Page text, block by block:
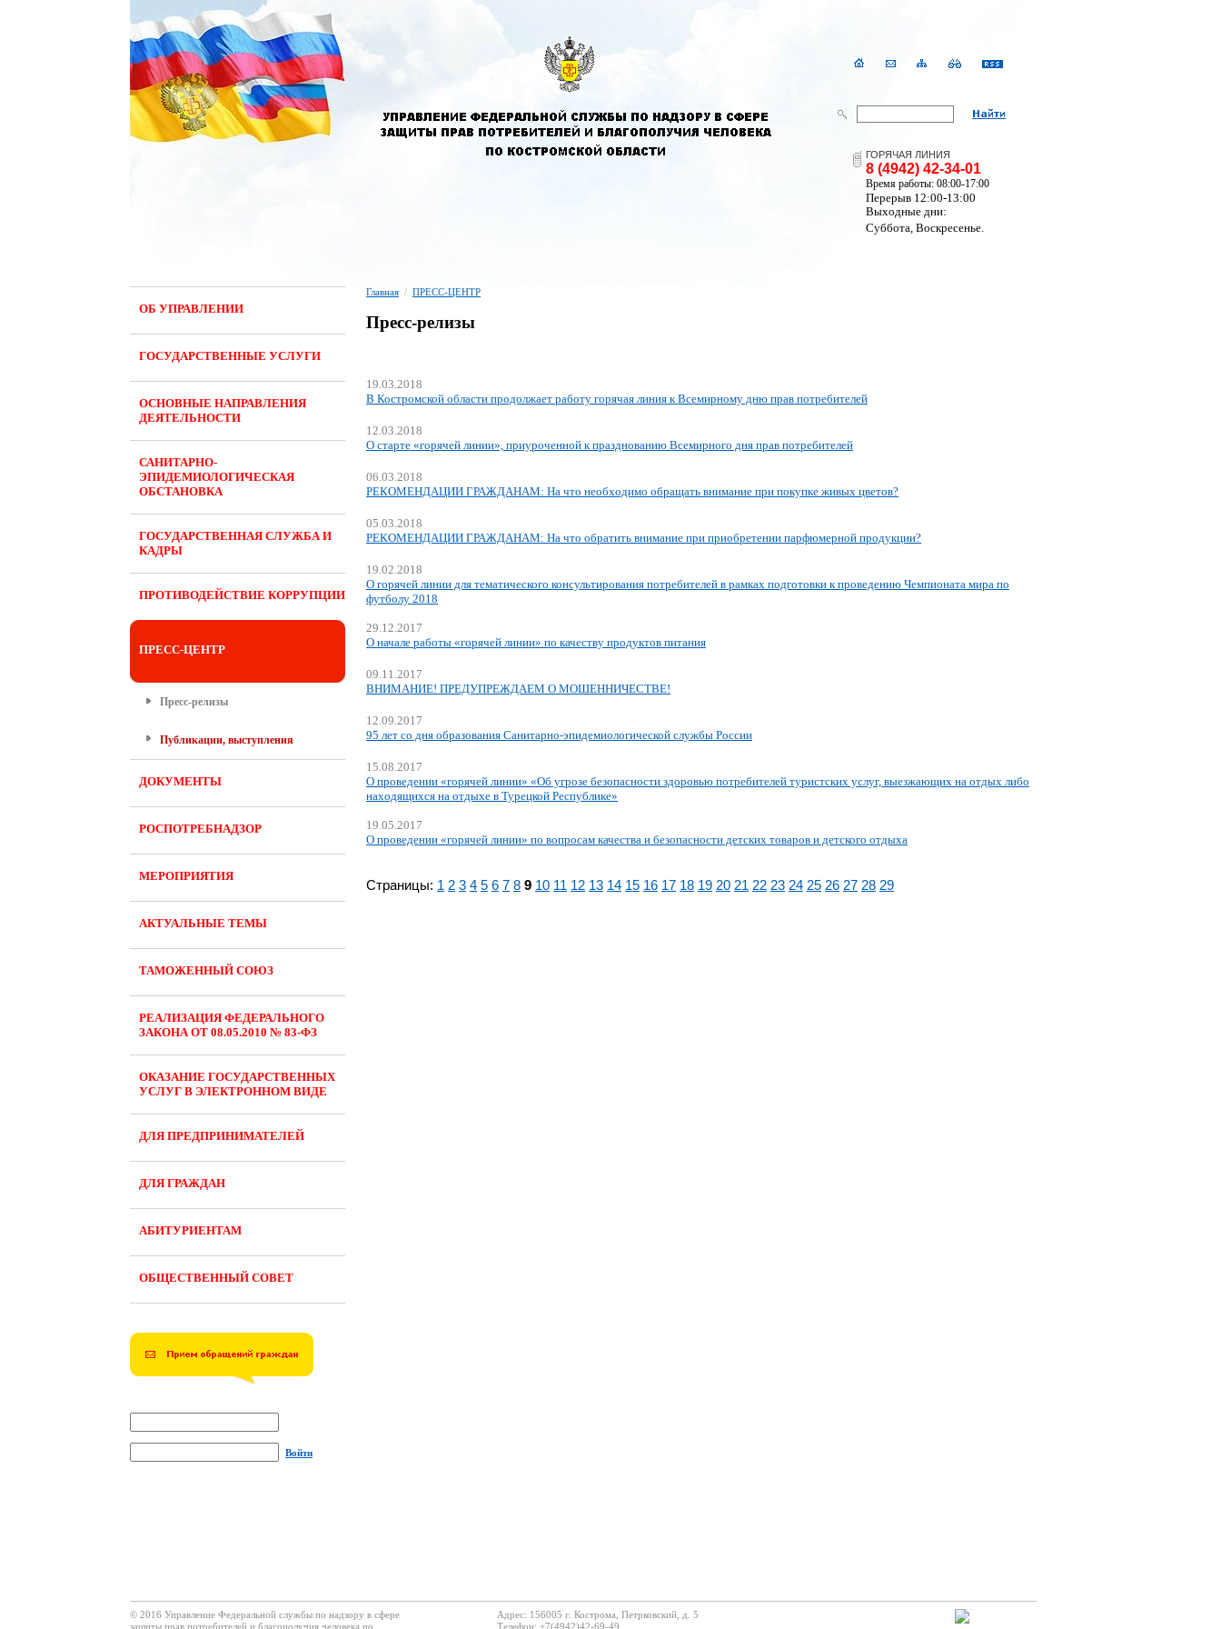
ГОРЯЧАЯ ЛИНИЯ
8 (4942) 42-34-01
Время работы: 08:00-17:00
Перерыв 12:00-13:00
Выходные дни:
Суббота, Воскресенье.
ОБ УПРАВЛЕНИИ
ГОСУДАРСТВЕННЫЕ УСЛУГИ
ОСНОВНЫЕ НАПРАВЛЕНИЯ
ДЕЯТЕЛЬНОСТИ
САНИТАРНО-
ЭПИДЕМИОЛОГИЧЕСКАЯ
ОБСТАНОВКА
ГОСУДАРСТВЕННАЯ СЛУЖБА И
КАДРЫ
ПРОТИВОДЕЙСТВИЕ КОРРУПЦИИ
ПРЕСС-ЦЕНТР
Пресс-релизы
Публикации, выступления
ДОКУМЕНТЫ
РОСПОТРЕБНАДЗОР
МЕРОПРИЯТИЯ
АКТУАЛЬНЫЕ ТЕМЫ
ТАМОЖЕННЫЙ СОЮЗ
РЕАЛИЗАЦИЯ ФЕДЕРАЛЬНОГО
ЗАКОНА ОТ 08.05.2010 № 83-ФЗ
ОКАЗАНИЕ ГОСУДАРСТВЕННЫХ
УСЛУГ В ЭЛЕКТРОННОМ ВИДЕ
ДЛЯ ПРЕДПРИНИМАТЕЛЕЙ
ДЛЯ ГРАЖДАН
АБИТУРИЕНТАМ
ОБЩЕСТВЕННЫЙ СОВЕТ
Главная / ПРЕСС-ЦЕНТР
Пресс-релизы
19.03.2018
В Костромской области продолжает работу горячая линия к Всемирному дню прав потребителей
12.03.2018
О старте «горячей линии», приуроченной к празднованию Всемирного дня прав потребителей
06.03.2018
РЕКОМЕНДАЦИИ ГРАЖДАНАМ: На что необходимо обращать внимание при покупке живых цветов?
05.03.2018
РЕКОМЕНДАЦИИ ГРАЖДАНАМ: На что обратить внимание при приобретении парфюмерной продукции?
19.02.2018
О горячей линии для тематического консультирования потребителей в рамках подготовки к проведению Чемпионата мира по
футболу 2018
29.12.2017
О начале работы «горячей линии» по качеству продуктов питания
09.11.2017
ВНИМАНИЕ! ПРЕДУПРЕЖДАЕМ О МОШЕННИЧЕСТВЕ!
12.09.2017
95 лет со дня образования Санитарно-эпидемиологической службы России
15.08.2017
О проведении «горячей линии» «Об угрозе безопасности здоровью потребителей туристских услуг, выезжающих на отдых либо
находящихся на отдыхе в Турецкой Республике»
19.05.2017
О проведении «горячей линии» по вопросам качества и безопасности детских товаров и детского отдыха
Страницы: 1 2 3 4 5 6 7 8 9 10 11 12 13 14 15 16 17 18 19 20 21 22 23 24 25 26 27 28 29
Войти
© 2016 Управление Федеральной службы по надзору в сфере
защиты прав потребителей и благополучия человека по
Адрес: 156005 г. Кострома, Петрковский, д. 5
Телефон: +7(4942)42-69-49